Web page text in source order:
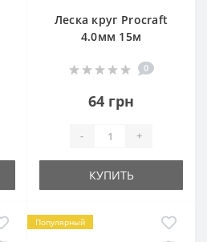
Леска круг Procraft
4.0мм 15м
0
64 грн
- +
КУПИТЬ
Популярный